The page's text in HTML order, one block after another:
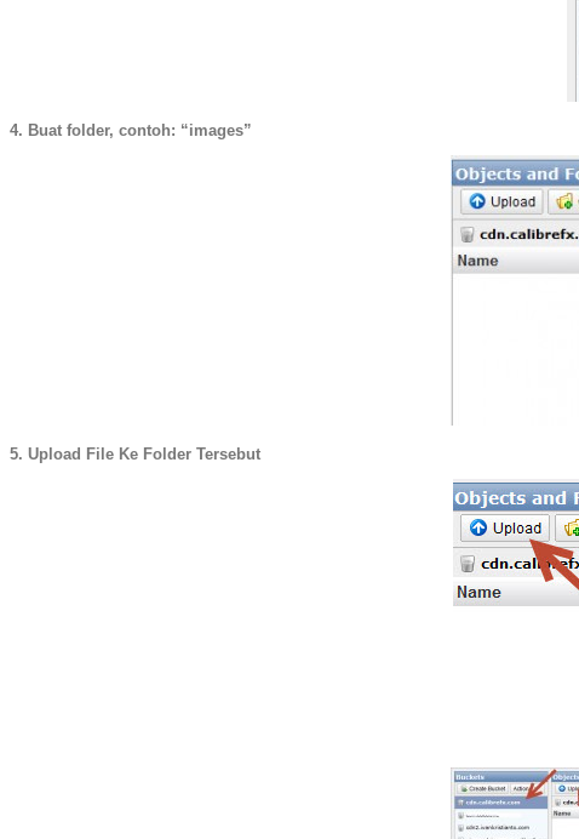
4. Buat folder, contoh: “images”
5. Upload File Ke Folder Tersebut